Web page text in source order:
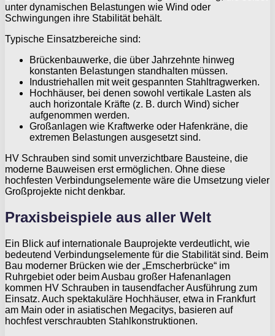
unter dynamischen Belastungen wie Wind oder
Schwingungen ihre Stabilität behält.
Typische Einsatzbereiche sind:
Brückenbauwerke, die über Jahrzehnte hinweg
konstanten Belastungen standhalten müssen.
Industriehallen mit weit gespannten Stahltragwerken.
Hochhäuser, bei denen sowohl vertikale Lasten als
auch horizontale Kräfte (z. B. durch Wind) sicher
aufgenommen werden.
Großanlagen wie Kraftwerke oder Hafenkräne, die
extremen Belastungen ausgesetzt sind.
HV Schrauben sind somit unverzichtbare Bausteine, die
moderne Bauweisen erst ermöglichen. Ohne diese
hochfesten Verbindungselemente wäre die Umsetzung vieler
Großprojekte nicht denkbar.
Praxisbeispiele aus aller Welt
Ein Blick auf internationale Bauprojekte verdeutlicht, wie
bedeutend Verbindungselemente für die Stabilität sind. Beim
Bau moderner Brücken wie der „Emscherbrücke“ im
Ruhrgebiet oder beim Ausbau großer Hafenanlagen
kommen HV Schrauben in tausendfacher Ausführung zum
Einsatz. Auch spektakuläre Hochhäuser, etwa in Frankfurt
am Main oder in asiatischen Megacitys, basieren auf
hochfest verschraubten Stahlkonstruktionen.